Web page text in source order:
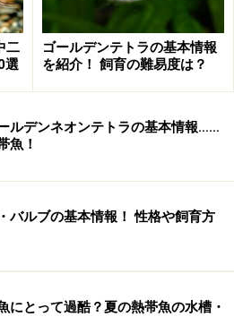
二
選
ゴールデンテトラの基本情報
を紹介！ 飼育の難易度は？
ルデンネオンテトラの基本情報……
魚！
バルブの基本情報！ 性格や飼育方
にとって過酷？夏の熱帯魚の水槽・